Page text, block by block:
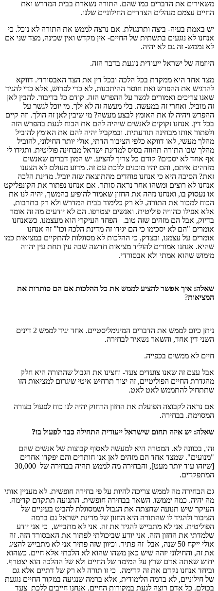
משאירים את הדברים כמו שהם. התורה נשארת בבית המדרש ואת
החיים עצמם מנהלים הצדדיים החילוניים שלנו.
יש באמת בעיה- ביצה ותרנגולת. אם נרצה לממש את התורה לא נוכל. כי
אנחנו לא נוגעים בתשתית של החיים- אין מקדש ואין שכינה, מצד שני אם
לא נממש- זה גם לא יהיה.
היוזמה של ישראל ייעודית נוגעת בדבר הזה.
מצד אחד היא ממקדת בכל הלכה ובכל דין את הצד האבסורדי. דווקא
להדגיש את ההפרש ואת חוסר ההיתכנות, לא כדי לפרוש, אלא כדי להגיד
שאנו צריכים ואמורים לגשר על ההפרש הזה. קודם כל בדיבור. להבין לאן
זה מוביל. ואחרי זה במעשה. בלי מעשה זה לא ילך. מי יוכל לגשר על
ההפרש ויהיה לו את האומץ לבצע מעשה? מי שיבין לאן זה הולך. וזה קיים
בכל דין. אנחנו זקוקים לאנשים שיהיה להם את הכוח לגעת בהפרש הזה
ולפתור אותו מבחינה תודעתית. ובמקביל יהיה להם את האומץ להוביל
מהלך מעשי, לאו דווקא כלפי הציבור הדתי, אולי יותר החילוני, להוביל
מהלך שבו התורה תהווה בסיס למדינת ישראל מבחינה פוליטית. ותגידו לי
אף אחד לא יסכים? קודם כל צריך להציע. יש המון דברים שאנשים
מזדהים איתם, והם יהיו מוכנים ללכת עם זה. מדוע מעולם לא הצענו
זאת? הסיבה היא כי אנחנו פוחדים מהתוצאה שזה יוביל. מדינת הלכה
אנחנו לא רוצים ומשהו אחר נראה סותר. אם אנחנו נפתור את הקונפליקט
או נעסוק בו, ואנחנו נזהה את החזון שאמור להופיע בהמשך, יהיה לנו את
הכוח למכור את התורה, לא רק כלימוד בבית המדרש ולא רק כתרבות,
אלא אפילו כהוויה פוליטית. ואנשים יצטרפו. הם לא יודעים מה זה אומר
בדיוק, אבל הם מזהים שזה טוב. הפחד העיקרי הוא מעצמנו. כשאנחנו
אומרים "הם לא יסכימו כי הם יגידו זה מדינת הלכה וכו'" זה אנחנו
אומרים על עצמנו, ובצדק, כי ההלכות לא מסוגלות להתקיים במציאות כמו
שהיא. אנחנו אמורים להוליד מציאות חדשה שבה עין תחת עין יהווה
מימוש שהוא אמתי ולא אבסורדי.
שאלה: איך אפשר להציע לממש את כל ההלכות אם הם סותרות את
המציאות?
ניתן כיום לממש את הדברים המינימליסטיים. אחד יגיד לממש 2 דינים
השני דין אחד, והשאר נשאיר לבחירה.
חיים לא ממשים בכפייה.
אבל עצם זה שאנו צועדים צעד- וחצינו את הגבול שהתורה היא חלק
מהגדרת החיים הפוליטיים, זה יצור תרחיש איטי שיגרום למציאות הזו
שתתחיל להתממש לאט לאט.
אם נראה לקבוצה הפועלת את החזון הרחוק יהיה לנו כוח לפעול בצורה
המסוימת. בבחירה.
שאלה: יש איזה תחום שישראל ייעודית התחילה כבר לפעול בו?
זהו, בכוונה לא. המטרה היא למעשה לאסוף קבוצות של אנשים שהם
"מנועים". שמצד אחד הם מזהים לאן אנו חותרים והם יפקדו אחרים
[שיזהו עוד יותר מעט], והבחירה מה לממש תהיה בבחירה של 30,000
המתפקדים.
גם הבחירה מה לממש צריכה להיות על פי בחירה חופשית. לא מעניין אותי
מה יהיה. כמה יממשו. השאר בבחירה חופשית. התנועה תתקדם קדימה.
העיקר שיש תנועה שחצתה את הגבול ושמסוגלת להביט בעיניים של
הציבור ולהגיד לו שהתורה היא החזון של מדינת ישראל גם ברמה
הפוליטית. אני לא מתבייש להגיד את זה. אני לא מתבייש, כי אני יודע
שלמדתי את החזון הזה. אני יודע שביכולתי לפתור את האבסורד הזה. זה
אולי ייקח 50 שנה, אבל זה פתיר. וכיוון שזה פתיר אני לא מתבייש להציג
את זה, והחילוני יזהה שיש כאן משהו שהוא לא הלכתי אלא חיים. כשהוא
יחוש שאתה אדם שרץ על המימד של החיים ולא של ההלכה הוא יצטרף.
וביחד אנחנו נקדם את זה קדימה. כי זו תורה לא רק של דתיים אלא גם
של חילוניים, לא ברמה הלימודית, אלא ברמה שנגיעה במקור החיים נוגעת
בכולם. כל אדם רוצה לגעת במקורות החיים. אנחנו חייבים ללכת צעד